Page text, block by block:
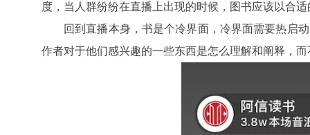
度，当人群纷纷在直播上出现的时候，图书应该以合
回到直播本身，书是个冷界面，冷界面需要热启
作者对于他们感兴趣的一些东西是怎么理解和阐释，